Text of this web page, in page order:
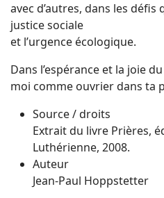
avec d’autres, dans les défis
justice sociale
et l’urgence écologique.
Dans l’espérance et la joie
moi comme ouvrier dans ta
Source / droits
Extrait du livre Prières,
Luthérienne, 2008.
Auteur
Jean-Paul Hoppstetter